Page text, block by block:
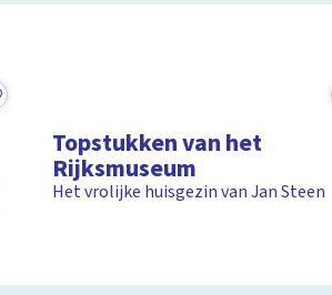
Topstukken van het
Rijksmuseum
Het vrolijke huisgezin van Jan Steen